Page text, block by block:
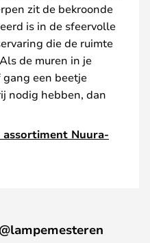
zit de bekroonde
is in de sfeervolle
die de ruimte
de muren in je
een beetje
nodig hebben, dan
Nuura-